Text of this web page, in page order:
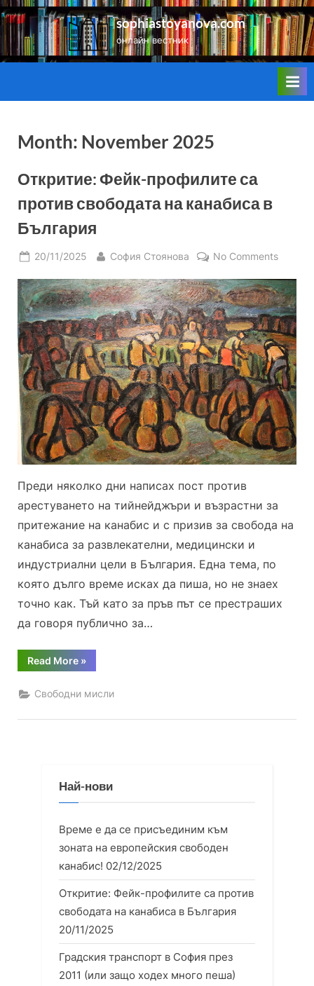
Skip
to
content
sophiastoyanova.com
онлайн вестник
Month: November 2025
Откритие: Фейк-профилите са
против свободата на канабиса в
България
Posted
20/11/2025 By
София Стоянова No Commentson
Фейк-
са
против
на
в
Преди няколко дни написах пост против
арестуването на тийнейджъри и възрастни за
притежание на канабис и с призив за свобода на
канабиса за развлекателни, медицински и
индустриални цели в България. Една тема, по
която дълго време исках да пиша, но не знаех
точно как. Тъй като за пръв път се престраших
да говоря публично за…
Read More“Откритие:
Фейк-
са
против
на
»
Свободни мисли
Най-нови
Време е да се присъединим към
зоната на европейския свободен
канабис! 02/12/2025
Откритие: Фейк-профилите са против
свободата на канабиса в България
20/11/2025
Градския транспорт в София през
2011 (или защо ходех много пеша)